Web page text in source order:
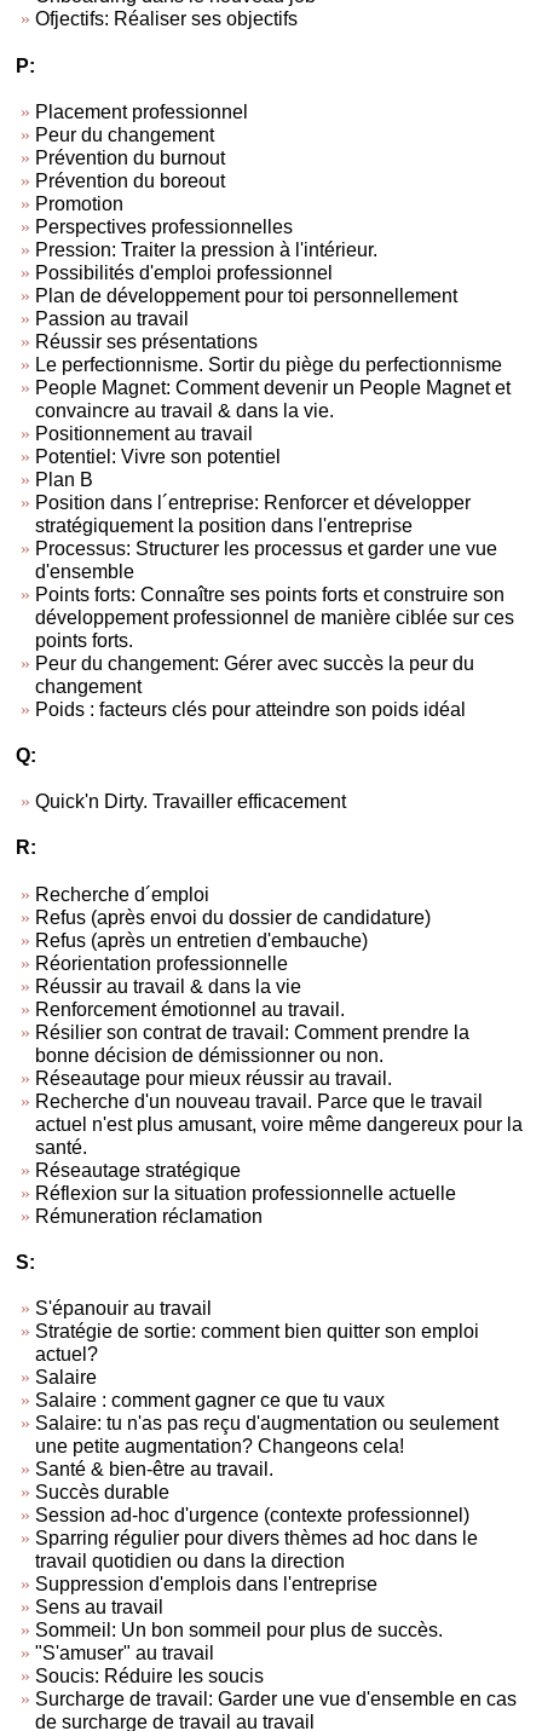
Ofjectifs: Réaliser ses objectifs
P:
Placement professionnel
Peur du changement
Prévention du burnout
Prévention du boreout
Promotion
Perspectives professionnelles
Pression: Traiter la pression à l'intérieur.
Possibilités d'emploi professionnel
Plan de développement pour toi personnellement
Passion au travail
Réussir ses présentations
Le perfectionnisme. Sortir du piège du perfectionnisme
People Magnet: Comment devenir un People Magnet et
convaincre au travail & dans la vie.
Positionnement au travail
Potentiel: Vivre son potentiel
Plan B
Position dans l´entreprise: Renforcer et développer
stratégiquement la position dans l'entreprise
Processus: Structurer les processus et garder une vue
d'ensemble
Points forts: Connaître ses points forts et construire son
développement professionnel de manière ciblée sur ces
points forts.
Peur du changement: Gérer avec succès la peur du
changement
Poids : facteurs clés pour atteindre son poids idéal
Q:
Quick'n Dirty. Travailler efficacement
R:
Recherche d´emploi
Refus (après envoi du dossier de candidature)
Refus (après un entretien d'embauche)
Réorientation professionnelle
Réussir au travail & dans la vie
Renforcement émotionnel au travail.
Résilier son contrat de travail: Comment prendre la
bonne décision de démissionner ou non.
Réseautage pour mieux réussir au travail.
Recherche d'un nouveau travail. Parce que le travail
actuel n'est plus amusant, voire même dangereux pour la
santé.
Réseautage stratégique
Réflexion sur la situation professionnelle actuelle
Rémuneration réclamation
S:
S'épanouir au travail
Stratégie de sortie: comment bien quitter son emploi
actuel?
Salaire
Salaire : comment gagner ce que tu vaux
Salaire: tu n'as pas reçu d'augmentation ou seulement
une petite augmentation? Changeons cela!
Santé & bien-être au travail.
Succès durable
Session ad-hoc d'urgence (contexte professionnel)
Sparring régulier pour divers thèmes ad hoc dans le
travail quotidien ou dans la direction
Suppression d'emplois dans l'entreprise
Sens au travail
Sommeil: Un bon sommeil pour plus de succès.
"S'amuser" au travail
Soucis: Réduire les soucis
Surcharge de travail: Garder une vue d'ensemble en cas
de surcharge de travail au travail